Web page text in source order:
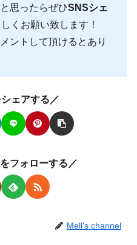
思ったらぜひSNSシェ
くお願い致します！
ントして頂けるとあり
ェアする／
フォローする／
Mell's channel